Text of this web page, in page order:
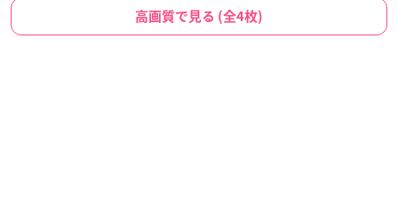
高画質で見る (全4枚)